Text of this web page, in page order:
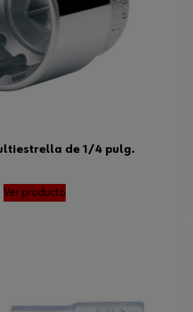
de 1/4 pulg.
Ver producto